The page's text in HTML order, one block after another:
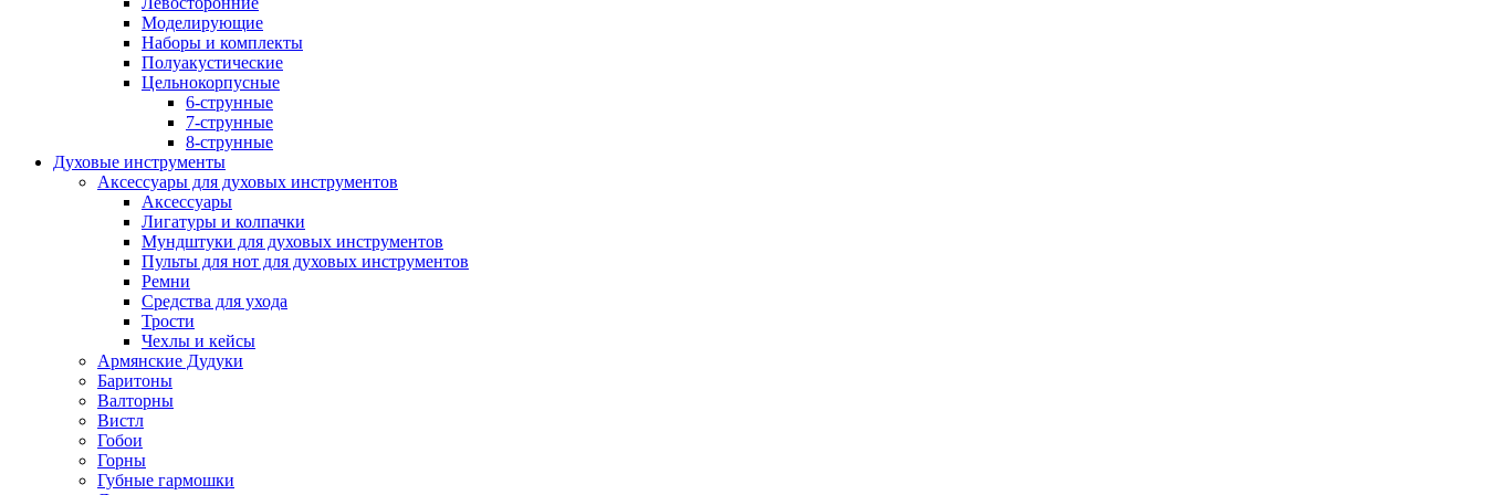
Моделирующие
Наборы и комплекты
Полуакустические
Цельнокорпусные
6-струнные
7-струнные
8-струнные
Духовые инструменты
Аксессуары для духовых инструментов
Аксессуары
Лигатуры и колпачки
Мундштуки для духовых инструментов
Пульты для нот для духовых инструментов
Ремни
Средства для ухода
Трости
Чехлы и кейсы
Армянские Дудуки
Баритоны
Валторны
Вистл
Гобои
Горны
Губные гармошки